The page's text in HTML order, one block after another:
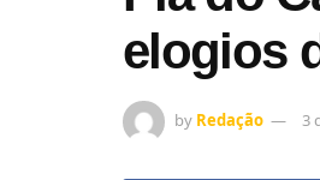
elogios
by Redação 3